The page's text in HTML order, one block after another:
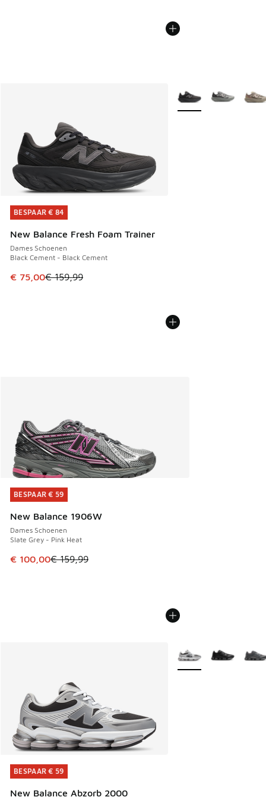
BESPAAR € 84
New Balance Fresh Foam Trainer
Dames Schoenen
Black Cement - Black Cement
Dit artikel is in de uitverkoop. Dit artikel is in de
€ 75,00€ 159,99
BESPAAR € 84
Meer kleuren
BESPAAR € 59
New Balance 1906W
Dames Schoenen
Slate Grey - Pink Heat
Dit artikel is in de uitverkoop. Dit artikel is in de
€ 100,00€ 159,99
BESPAAR € 59
BESPAAR € 59
New Balance Abzorb 2000
BESPAAR € 59
Meer kleuren